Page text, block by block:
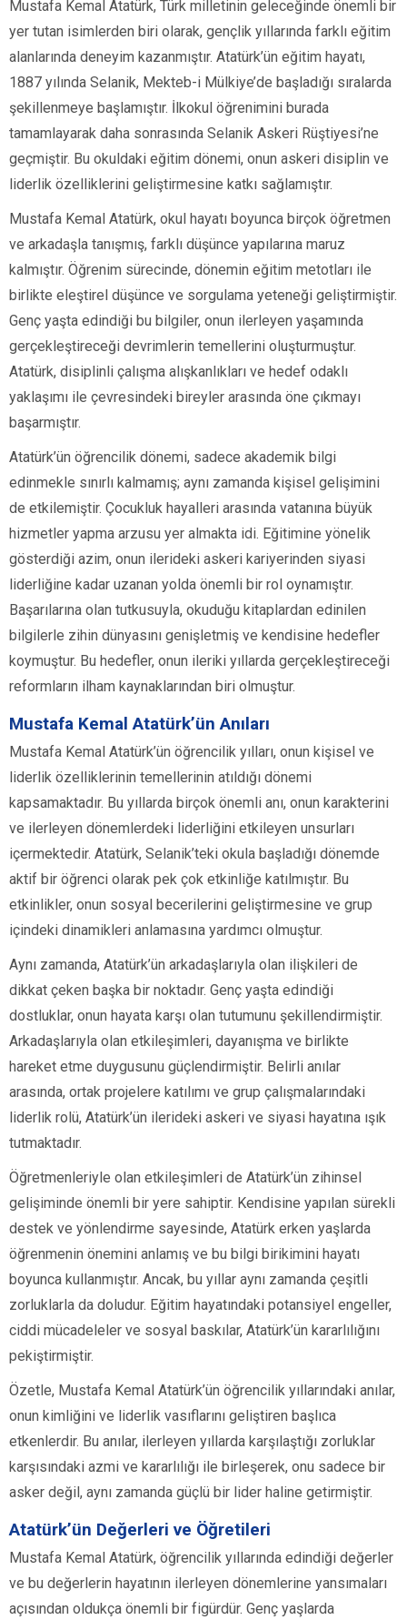
Mustafa Kemal Atatürk, Türk milletinin geleceğinde önemli bir
yer tutan isimlerden biri olarak, gençlik yıllarında farklı eğitim
alanlarında deneyim kazanmıştır. Atatürk’ün eğitim hayatı,
1887 yılında Selanik, Mekteb-i Mülkiye’de başladığı sıralarda
şekillenmeye başlamıştır. İlkokul öğrenimini burada
tamamlayarak daha sonrasında Selanik Askeri Rüştiyesi’ne
geçmiştir. Bu okuldaki eğitim dönemi, onun askeri disiplin ve
liderlik özelliklerini geliştirmesine katkı sağlamıştır.
Mustafa Kemal Atatürk, okul hayatı boyunca birçok öğretmen
ve arkadaşla tanışmış, farklı düşünce yapılarına maruz
kalmıştır. Öğrenim sürecinde, dönemin eğitim metotları ile
birlikte eleştirel düşünce ve sorgulama yeteneği geliştirmiştir.
Genç yaşta edindiği bu bilgiler, onun ilerleyen yaşamında
gerçekleştireceği devrimlerin temellerini oluşturmuştur.
Atatürk, disiplinli çalışma alışkanlıkları ve hedef odaklı
yaklaşımı ile çevresindeki bireyler arasında öne çıkmayı
başarmıştır.
Atatürk’ün öğrencilik dönemi, sadece akademik bilgi
edinmekle sınırlı kalmamış; aynı zamanda kişisel gelişimini
de etkilemiştir. Çocukluk hayalleri arasında vatanına büyük
hizmetler yapma arzusu yer almakta idi. Eğitimine yönelik
gösterdiği azim, onun ilerideki askeri kariyerinden siyasi
liderliğine kadar uzanan yolda önemli bir rol oynamıştır.
Başarılarına olan tutkusuyla, okuduğu kitaplardan edinilen
bilgilerle zihin dünyasını genişletmiş ve kendisine hedefler
koymuştur. Bu hedefler, onun ileriki yıllarda gerçekleştireceği
reformların ilham kaynaklarından biri olmuştur.
Mustafa Kemal Atatürk’ün Anıları
Mustafa Kemal Atatürk’ün öğrencilik yılları, onun kişisel ve
liderlik özelliklerinin temellerinin atıldığı dönemi
kapsamaktadır. Bu yıllarda birçok önemli anı, onun karakterini
ve ilerleyen dönemlerdeki liderliğini etkileyen unsurları
içermektedir. Atatürk, Selanik’teki okula başladığı dönemde
aktif bir öğrenci olarak pek çok etkinliğe katılmıştır. Bu
etkinlikler, onun sosyal becerilerini geliştirmesine ve grup
içindeki dinamikleri anlamasına yardımcı olmuştur.
Aynı zamanda, Atatürk’ün arkadaşlarıyla olan ilişkileri de
dikkat çeken başka bir noktadır. Genç yaşta edindiği
dostluklar, onun hayata karşı olan tutumunu şekillendirmiştir.
Arkadaşlarıyla olan etkileşimleri, dayanışma ve birlikte
hareket etme duygusunu güçlendirmiştir. Belirli anılar
arasında, ortak projelere katılımı ve grup çalışmalarındaki
liderlik rolü, Atatürk’ün ilerideki askeri ve siyasi hayatına ışık
tutmaktadır.
Öğretmenleriyle olan etkileşimleri de Atatürk’ün zihinsel
gelişiminde önemli bir yere sahiptir. Kendisine yapılan sürekli
destek ve yönlendirme sayesinde, Atatürk erken yaşlarda
öğrenmenin önemini anlamış ve bu bilgi birikimini hayatı
boyunca kullanmıştır. Ancak, bu yıllar aynı zamanda çeşitli
zorluklarla da doludur. Eğitim hayatındaki potansiyel engeller,
ciddi mücadeleler ve sosyal baskılar, Atatürk’ün kararlılığını
pekiştirmiştir.
Özetle, Mustafa Kemal Atatürk’ün öğrencilik yıllarındaki anılar,
onun kimliğini ve liderlik vasıflarını geliştiren başlıca
etkenlerdir. Bu anılar, ilerleyen yıllarda karşılaştığı zorluklar
karşısındaki azmi ve kararlılığı ile birleşerek, onu sadece bir
asker değil, aynı zamanda güçlü bir lider haline getirmiştir.
Atatürk’ün Değerleri ve Öğretileri
Mustafa Kemal Atatürk, öğrencilik yıllarında edindiği değerler
ve bu değerlerin hayatının ilerleyen dönemlerine yansımaları
açısından oldukça önemli bir figürdür. Genç yaşlarda